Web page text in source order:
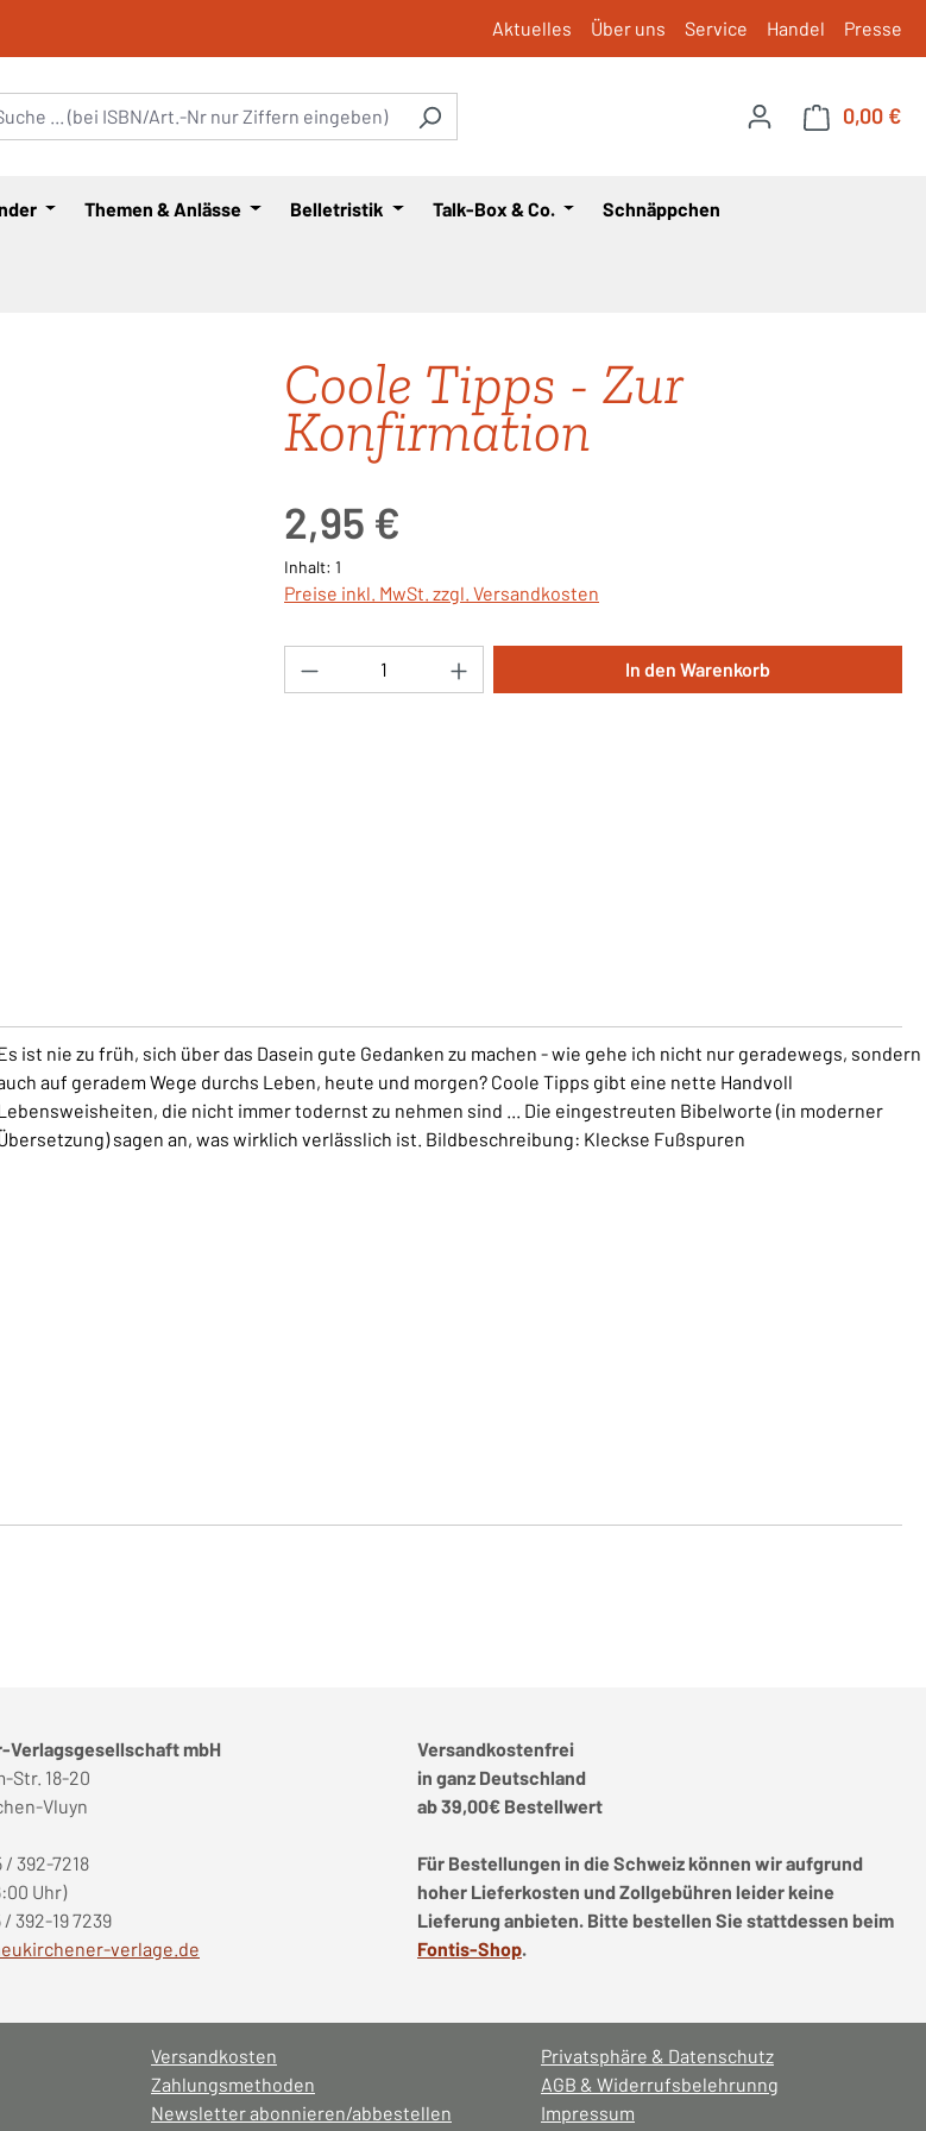
Aktuelles Über uns Service Handel Presse
0,00 €
Themen & Anlässe Belletristik Talk-Box & Co. Schnäppchen
Coole Tipps - Zur
Konfirmation
2,95 €
Inhalt: 1
Preise inkl. MwSt. zzgl. Versandkosten
Produkt Anzahl: Gib den gewünschten Wert ein
In den Warenkorb
ist nie zu früh, sich über das Dasein gute Gedanken zu machen - wie gehe ich nicht nur geradewegs, sondern
auf geradem Wege durchs Leben, heute und morgen? Coole Tipps gibt eine nette Handvoll
die nicht immer todernst zu nehmen sind ... Die eingestreuten Bibelworte (in moderner
sagen an, was wirklich verlässlich ist. Bildbeschreibung: Kleckse Fußspuren
Verlagsgesellschaft mbH
Str. 18-20
Vluyn
392-7218
Uhr)
392-19 7239
verlage.de
Versandkostenfrei
in ganz Deutschland
ab 39,00€ Bestellwert
Für Bestellungen in die Schweiz können wir aufgrund
hoher Lieferkosten und Zollgebühren leider keine
Lieferung anbieten. Bitte bestellen Sie stattdessen beim
Fontis-Shop.
Versandkosten
Zahlungsmethoden
Newsletter abonnieren/abbestellen
Privatsphäre & Datenschutz
AGB & Widerrufsbelehrunng
Impressum